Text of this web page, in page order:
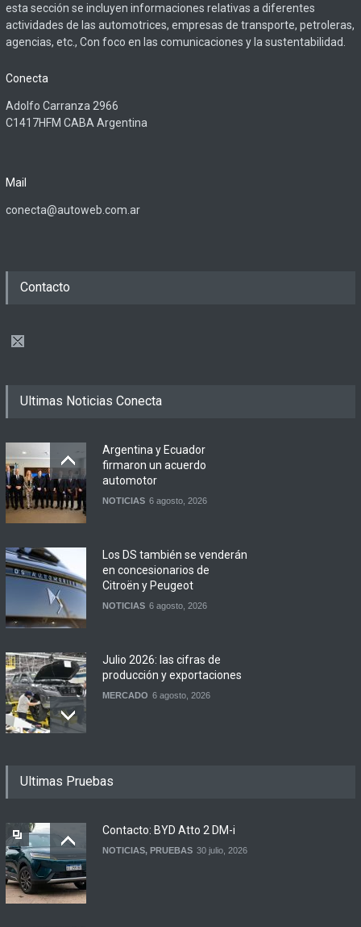
esta sección se incluyen informaciones relativas a diferentes
actividades de las automotrices, empresas de transporte, petroleras,
agencias, etc., Con foco en las comunicaciones y la sustentabilidad.
Conecta
Adolfo Carranza 2966
C1417HFM CABA Argentina
Mail
conecta@autoweb.com.ar
Contacto
Ultimas Noticias Conecta
Argentina y Ecuador
firmaron un acuerdo
automotor
NOTICIAS 6 agosto, 2026
Los DS también se venderán
en concesionarios de
Citroën y Peugeot
NOTICIAS 6 agosto, 2026
Julio 2026: las cifras de
producción y exportaciones
MERCADO 6 agosto, 2026
de agosto 2026 en
Ultimas Pruebas
Contacto: BYD Atto 2 DM-i
NOTICIAS, PRUEBAS 30 julio, 2026